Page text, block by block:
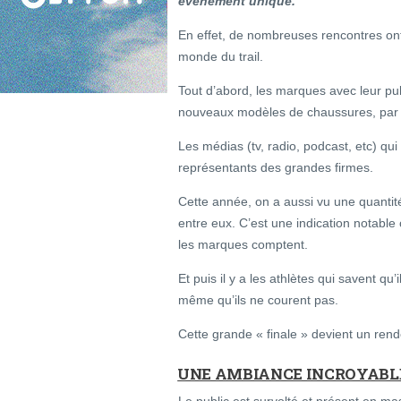
En effet, de nombreuses rencontres
monde du trail.
Tout d’abord, les marques avec leur
nouveaux modèles de chaussures,
Les médias (tv, radio, podcast, etc)
représentants des grandes firmes.
Cette année, on a aussi vu une
entre eux. C’est une indication
les marques comptent.
Et puis il y a les athlètes qui savent
même qu’ils ne courent pas.
Cette grande « finale » devient un
UNE AMBIANCE